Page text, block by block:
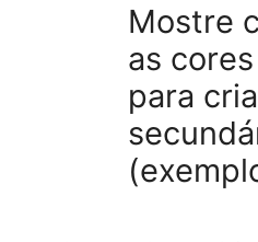
Mostre
as
para